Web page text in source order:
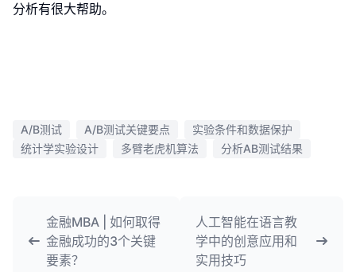
分析有很大帮助。
A/B测试 A/B测试关键要点
实验条件和数据保护
统计学实验设计
多臂老虎机算法 分析AB测试结果
金融MBA | 如何取得
金融成功的3个关键
要素？
人工智能在语言教
学中的创意应用和
实用技巧